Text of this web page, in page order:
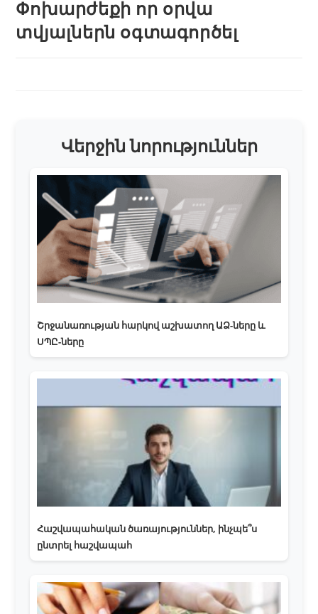
Փոխարժեքի որ օրվա
տվյալներն օգտագործել
Վերջին նորություններ
Շրջանառության հարկով աշխատող ԱՁ-ները և
ՍՊԸ-ները
Հաշվապահական ծառայություններ, ինչպե՞ս
ընտրել հաշվապահ